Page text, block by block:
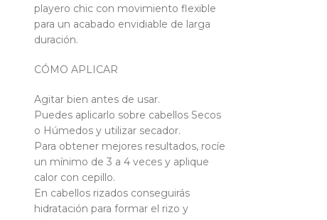
playero chic con movimiento flexible
para un acabado envidiable de larga
duración.
CÓMO APLICAR
Agitar bien antes de usar.
Puedes aplicarlo sobre cabellos Secos
o Húmedos y utilizar secador.
Para obtener mejores resultados, rocíe
un mínimo de 3 a 4 veces y aplique
calor con cepillo.
En cabellos rizados conseguirás
hidratación para formar el rizo y